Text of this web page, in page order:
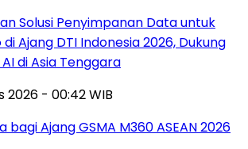
Solusi Penyimpanan Data untuk
Ajang DTI Indonesia 2026, Dukung
di Asia Tenggara
2026 - 00:42 WIB
bagi Ajang GSMA M360 ASEAN 2026